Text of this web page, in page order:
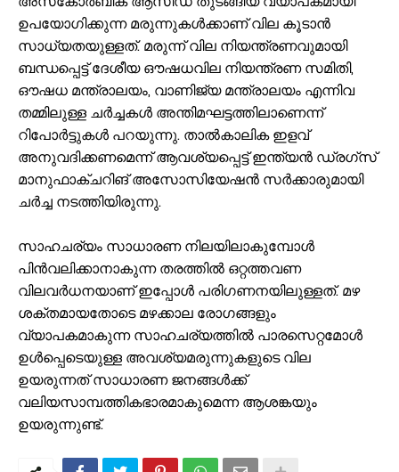
ഉപയോഗിക്കുന്ന മരുന്നുകള്‍ക്കാണ് വില കൂടാന്‍
സാധ്യതയുള്ളത്. മരുന്ന് വില നിയന്ത്രണവുമായി
ബന്ധപ്പെട്ട് ദേശീയ ഔഷധവില നിയന്ത്രണ സമിതി,
ഔഷധ മന്ത്രാലയം, വാണിജ്യ മന്ത്രാലയം എന്നിവ
തമ്മിലുള്ള ചര്‍ച്ചകള്‍ അന്തിമഘട്ടത്തിലാണെന്ന്
റിപോര്‍ട്ടുകള്‍ പറയുന്നു. താല്‍കാലിക ഇളവ്
അനുവദിക്കണമെന്ന് ആവശ്യപ്പെട്ട് ഇന്ത്യന്‍ ഡ്രഗ്‌സ്
മാനുഫാക്ചറിങ് അസോസിയേഷന്‍ സര്‍ക്കാരുമായി
ചര്‍ച്ച നടത്തിയിരുന്നു.
സാഹചര്യം സാധാരണ നിലയിലാകുമ്പോള്‍
പിന്‍വലിക്കാനാകുന്ന തരത്തില്‍ ഒറ്റത്തവണ
വിലവര്‍ധനയാണ് ഇപ്പോള്‍ പരിഗണനയിലുള്ളത്. മഴ
ശക്തമായതോടെ മഴക്കാല രോഗങ്ങളും
വ്യാപകമാകുന്ന സാഹചര്യത്തില്‍ പാരസെറ്റമോള്‍
ഉള്‍പ്പെടെയുള്ള അവശ്യമരുന്നുകളുടെ വില
ഉയരുന്നത് സാധാരണ ജനങ്ങള്‍ക്ക്
വലിയസാമ്പത്തികഭാരമാകുമെന്ന ആശങ്കയും
ഉയരുന്നുണ്ട്.